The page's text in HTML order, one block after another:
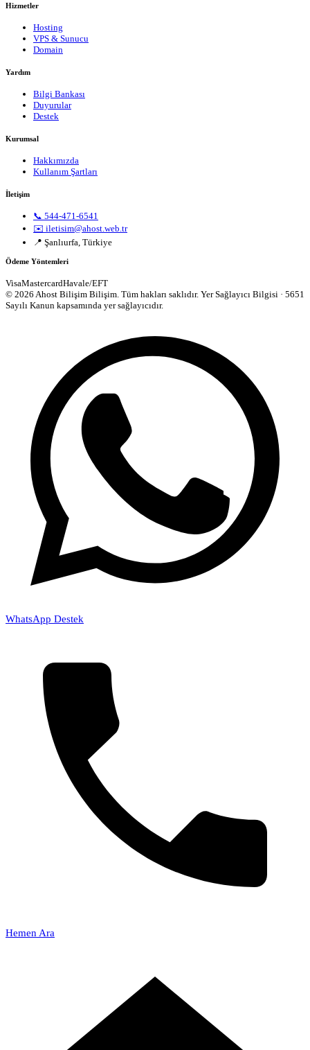
Hizmetler
Hosting
VPS & Sunucu
Domain
Yardım
Bilgi Bankası
Duyurular
Destek
Kurumsal
Hakkımızda
Kullanım Şartları
İletişim
📞 544-471-6541
✉️ iletisim@ahost.web.tr
📍 Şanlıurfa, Türkiye
Ödeme Yöntemleri
VisaMastercardHavale/EFT
© 2026 Ahost Bilişim Bilişim. Tüm hakları saklıdır. Yer Sağlayıcı Bilgisi · 5651
Sayılı Kanun kapsamında yer sağlayıcıdır.
WhatsApp Destek
Hemen Ara